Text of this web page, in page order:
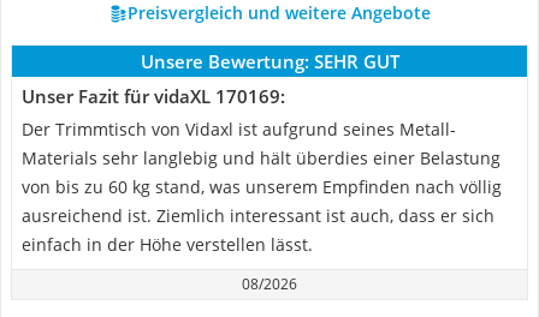
Preisvergleich und weitere Angebote
Unsere Bewertung: SEHR GUT
Unser Fazit für vidaXL 170169:
Der Trimmtisch von Vidaxl ist aufgrund seines Metall-
Materials sehr langlebig und hält überdies einer Belastung
von bis zu 60 kg stand, was unserem Empfinden nach völlig
ausreichend ist. Ziemlich interessant ist auch, dass er sich
einfach in der Höhe verstellen lässt.
08/2026